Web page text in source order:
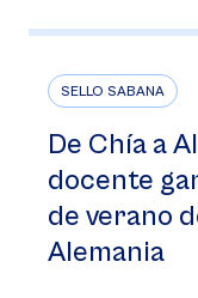
SELLO SABANA
De Chía a
docente
de verano
Alemania